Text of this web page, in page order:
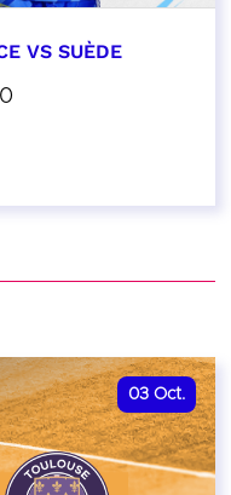
VS SUÈDE
03 Oct.